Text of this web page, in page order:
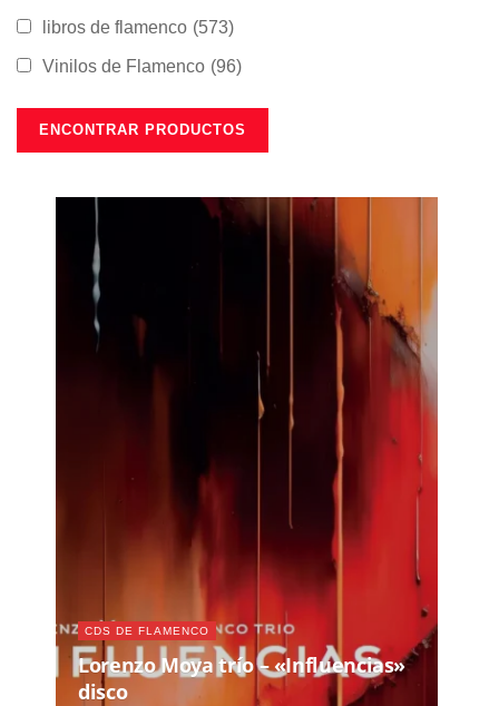
libros de flamenco (573)
Vinilos de Flamenco (96)
CDS DE FLAMENCO
Lorenzo Moya trío – «Influencias»
disco